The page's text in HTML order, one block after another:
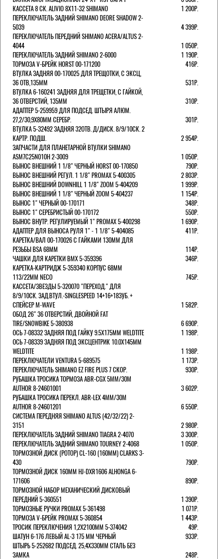
КАССЕТА 8 СК. ALIVIO 8Х11-32 SHIMANO
1 200Р.
ПЕРЕКЛЮЧАТЕЛЬ ЗАДНИЙ SHIMANO DEORE SHADOW 2-
5039
4 399Р.
ПЕРЕКЛЮЧАТЕЛЬ ПЕРЕДНИЙ SHIMANO ACERA/ALTUS 2-
4044
1 050Р.
ПЕРЕКЛЮЧАТЕЛЬ ЗАДНИЙ SHIMANO 2-6000
1 190Р.
ТОРМОЗА V-БРЕЙК HORST 00-171200
416Р.
ВТУЛКА ЗАДНЯЯ 00-170025 ДЛЯ ТРЕЩОТКИ, С ЭКСЦ,
36 ОТВ,135ММ
531Р.
ВТУЛКА 6-160241 ЗАДНЯЯ ДЛЯ ТРЕЩЕТКИ, С ГАЙКОЙ,
36 ОТВЕРСТИЙ, 135ММ
310Р.
АДАПТЕР 5-259959 ДЛЯ ПОДСЕД. ШТЫРЯ АЛЮМ.
27,2/30,9Х80ММ СЕРЕБР.
301Р.
ВТУЛКА 5-32492 ЗАДНЯЯ 32ОТВ. Д/ДИСК. 8/9/10СК. 2
КАРТР. ПОДШ.
2 954Р.
ЗАПЧАСТИ ДЛЯ ПЛАНЕТАРНОЙ ВТУЛКИ SHIMANO
ASM7C25N010H 2-3009
1 050Р.
ВЫНОС ВНЕШНИЙ 1 1/8" ЧЕРНЫЙ HORST 00-170850
790Р.
ВЫНОС ВНЕШНИЙ РЕГУЛ. 1 1/8" PROMAX 5-400305
2 803Р.
ВЫНОС ВНЕШНИЙ DOWNHILL 1 1/8" ZOOM 5-404209
1 999Р.
ВЫНОС ВНЕШНИЙ 1 1/8" ЧЕРНЫЙ ZOOM 5-404237
1 154Р.
ВЫНОС 1" ЧЕРНЫЙ 00-170171
348Р.
ВЫНОС 1" СЕРЕБРИСТЫЙ 00-170172
550Р.
ВЫНОС ВНУТР. РЕГУЛИРУЕМЫЙ 1" PROMAX 5-400298
1 690Р.
АДАПТЕР ДЛЯ ВЫНОСА РУЛЯ 1" - 1 1/8" 5-404085
411Р.
КАРЕТКА/ВАЛ 00-170026 С ГАЙКАМИ 130ММ ДЛЯ
РЕЗЬБЫ BSA 68ММ
114Р.
ЧАШКИ ДЛЯ КАРЕТКИ BMX 5-359396
346Р.
КАРЕТКА-КАРТРИДЖ 5-359340 КОРПУС 68ММ
113/22ММ NECO
745Р.
КАССЕТА/ЗВЕЗДЫ 5-320070 "ПЕРЕХОД." ДЛЯ
8/9/10СК. ЗАД.ВТУЛ.-SINGLESPEED 14+16+18ЗУБ. +
СПЕЙСЕР M-WAVE
1 582Р.
ОБОД 26" 36 ОТВЕРСТИЙ, ДВОЙНОЙ FAT
TIRE/SNOWBIKE 5-380938
6 690Р.
ОСЬ 7-08332 ЗАДНЯЯ ПОД ГАЙКУ 9.5Х175ММ WELDTITE
1 198Р.
ОСЬ 7-08339 ЗАДНЯЯ ПОД ЭКСЦЕНТРИК 10.0Х145ММ
WELDTITE
1 198Р.
ПЕРЕКЛЮЧАТЕЛИ VENTURA 5-689575
1 173Р.
ПЕРЕКЛЮЧАТЕЛЬ SHIMANO EZ FIRE PLUS 7 СКОР.
930Р.
РУБАШКА ТРОСИКА ТОРМОЗА ABR-CGX 5MM/30M
AUTHOR 8-24601001
3 602Р.
РУБАШКА ТРОСИКА ПЕРЕКЛ. ABR-LEX 4MM/30M
AUTHOR 8-24601201
6 550Р.
СИСТЕМА ПЕРЕДНЯЯ SHIMANO ALTUS (42/32/22) 2-
3151
2 980Р.
ПЕРЕКЛЮЧАТЕЛЬ ЗАДНИЙ SHIMANO TIAGRA 2-4070
3 300Р.
ПЕРЕКЛЮЧАТЕЛЬ ЗАДНИЙ SHIMANO TOURNEY 2-4068
1 050Р.
ТОРМОЗНОЙ ДИСК (РОТОР) CL-160 (160ММ) CLARKS 3-
430
790Р.
ТОРМОЗНОЙ ДИСК 160ММ HJ-DXR1606 ALHONGA 6-
171606
890Р.
ТОРМОЗНОЙ НАБОР МЕХАНИЧЕСКИЙ ДИСКОВЫЙ
ПЕРЕДНИЙ 5-360551
1 390Р.
ТОРМОЗНЫЕ РУЧКИ PROMAX 5-361498
1 071Р.
ТОРМОЗА V-БРЕЙК PROMAX 5-360854
1 443Р.
ТРОСИК ПЕРЕКЛЮЧЕНИЯ 1,2Х2100ММ 5-374042
49Р.
ШАТУН 6-176 ЛЕВЫЙ AL-3 175 ММ ЧЕРНЫЙ
933Р.
ШТЫРЬ 5-252682 ПОДСЕД. 25,4Х330ММ СТАЛЬ БЕЗ
ЗАМКА
248Р.